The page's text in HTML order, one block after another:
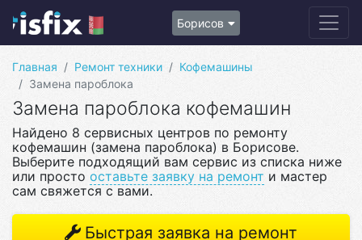
Борисов
Главная Ремонт техники
Кофемашины
Замена пароблока
Замена пароблока кофемашин
Найдено 8 сервисных центров по ремонту
кофемашин (замена пароблока) в Борисове.
Выберите подходящий вам сервис из списка ниже
или просто оставьте заявку на ремонт и мастер
сам свяжется с вами.
Быстрая заявка на ремонт